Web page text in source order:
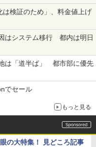
は検証のため」、料金値上げ
はシステム移行 都内は明日
は「道半ば」 都市部に優先
でセール
もっと見る
の大特集！ 見どころ記事